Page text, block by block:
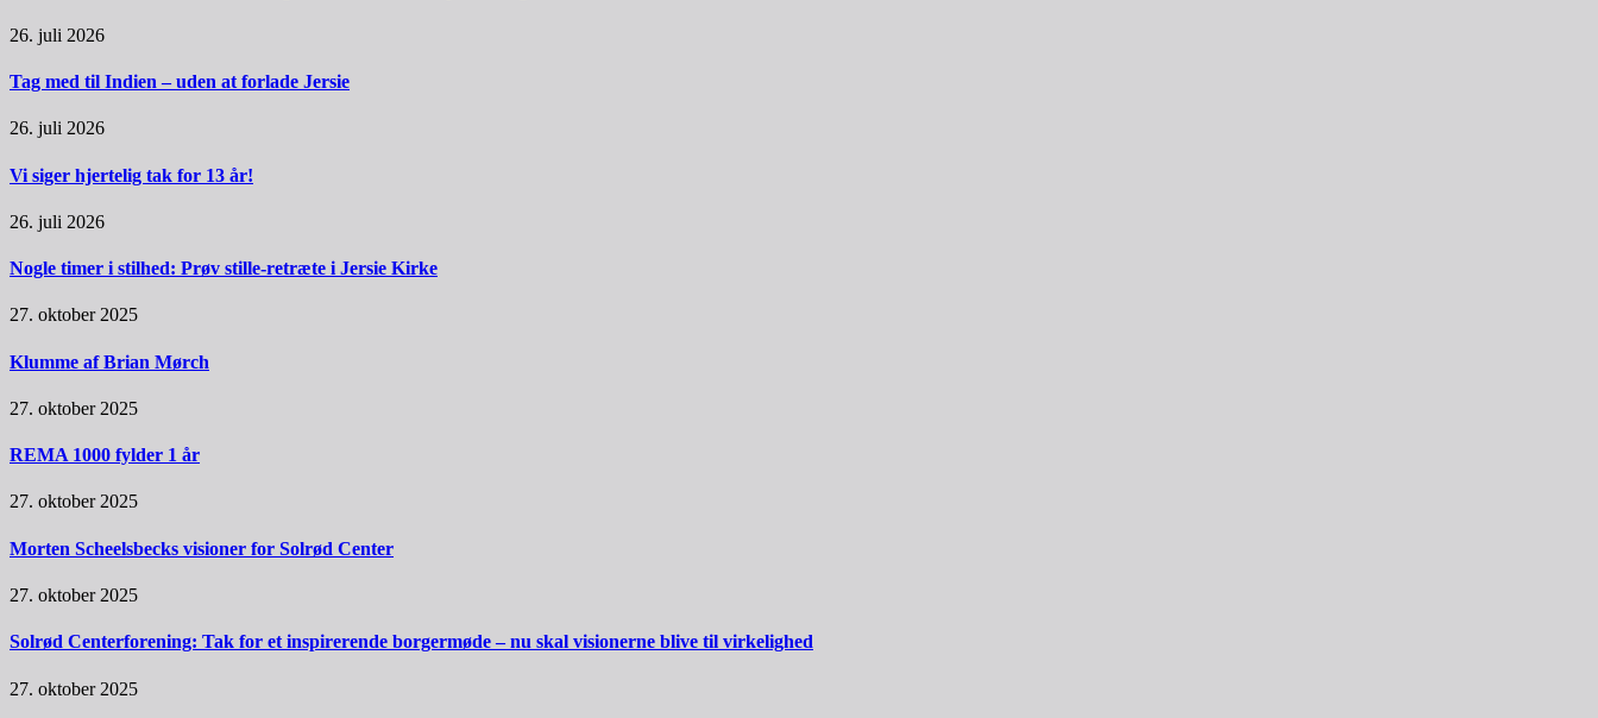
26. juli 2026
Tag med til Indien – uden at forlade Jersie
26. juli 2026
Vi siger hjertelig tak for 13 år!
26. juli 2026
Nogle timer i stilhed: Prøv stille-retræte i Jersie Kirke
27. oktober 2025
Klumme af Brian Mørch
27. oktober 2025
REMA 1000 fylder 1 år
27. oktober 2025
Morten Scheelsbecks visioner for Solrød Center
27. oktober 2025
Solrød Centerforening: Tak for et inspirerende borgermøde – nu skal visionerne blive til virkelighed
27. oktober 2025